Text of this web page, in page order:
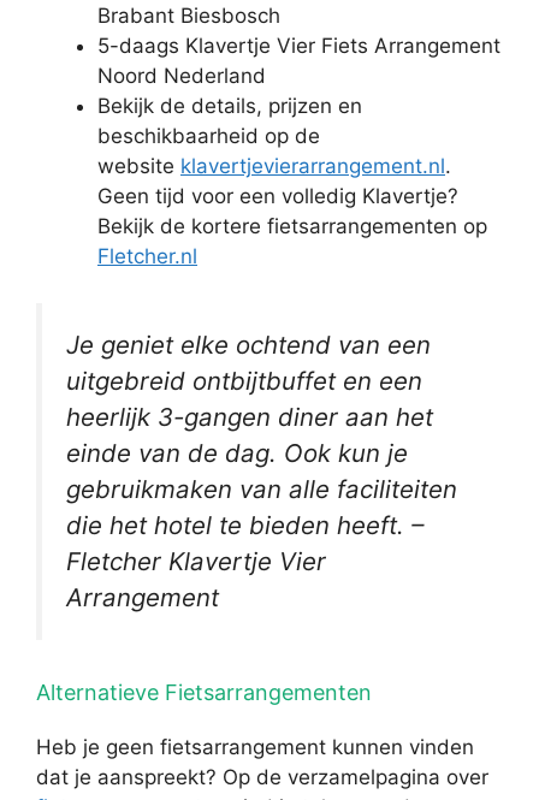
Brabant Biesbosch
5-daags Klavertje Vier Fiets Arrangement
Noord Nederland
Bekijk de details, prijzen en
beschikbaarheid op de
website klavertjevierarrangement.nl.
Geen tijd voor een volledig Klavertje?
Bekijk de kortere fietsarrangementen op
Fletcher.nl
Je geniet elke ochtend van een
uitgebreid ontbijtbuffet en een
heerlijk 3-gangen diner aan het
einde van de dag. Ook kun je
gebruikmaken van alle faciliteiten
die het hotel te bieden heeft. –
Fletcher Klavertje Vier
Arrangement
Alternatieve Fietsarrangementen
Heb je geen fietsarrangement kunnen vinden
dat je aanspreekt? Op de verzamelpagina over